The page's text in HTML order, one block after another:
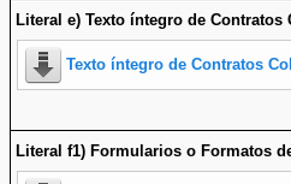
Literal e) Texto íntegro de Contratos
Texto íntegro de Contratos
Literal f1) Formularios o Formatos